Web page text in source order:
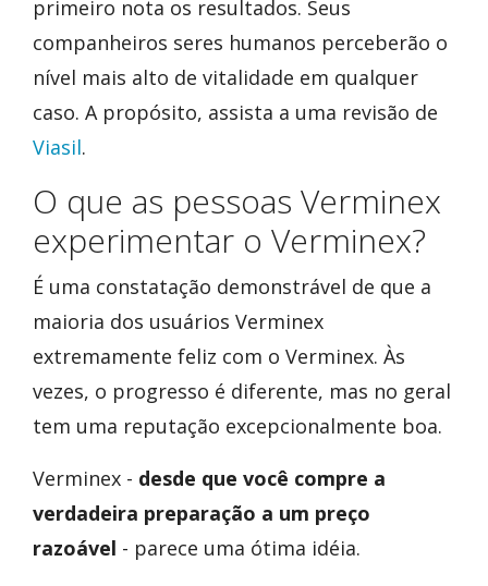
primeiro nota os resultados. Seus
companheiros seres humanos perceberão o
nível mais alto de vitalidade em qualquer
caso. A propósito, assista a uma revisão de
Viasil.
O que as pessoas Verminex
experimentar o Verminex?
É uma constatação demonstrável de que a
maioria dos usuários Verminex
extremamente feliz com o Verminex. Às
vezes, o progresso é diferente, mas no geral
tem uma reputação excepcionalmente boa.
Verminex - desde que você compre a
verdadeira preparação a um preço
razoável - parece uma ótima idéia.